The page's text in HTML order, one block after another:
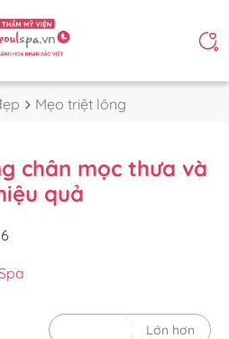
Mẹo triệt lông
chân mọc thưa và
quả
Lớn hơn